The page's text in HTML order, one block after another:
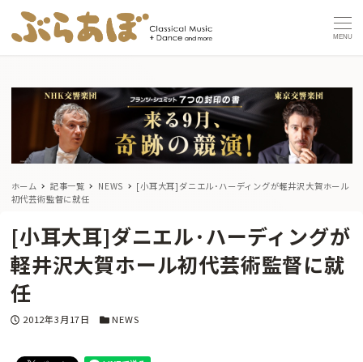
MENU
ホーム 記事一覧 NEWS
[小耳大耳]ダニエル･ハーディングが軽井沢大賀ホール
初代芸術監督に就任
[小耳大耳]ダニエル･ハーディングが
軽井沢大賀ホール初代芸術監督に就
任
投稿日
2012年3月17日 カテゴリー
NEWS